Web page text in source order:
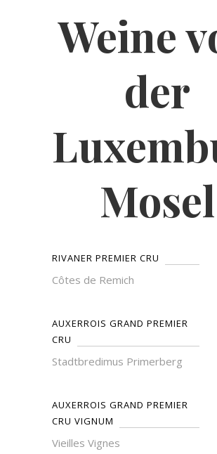
Weine
der
Mosel
RIVANER PREMIER CRU
Côtes de Remich
AUXERROIS GRAND PREMIER
CRU
Stadtbredimus Primerberg
AUXERROIS GRAND PREMIER
CRU VIGNUM
Vieilles Vignes